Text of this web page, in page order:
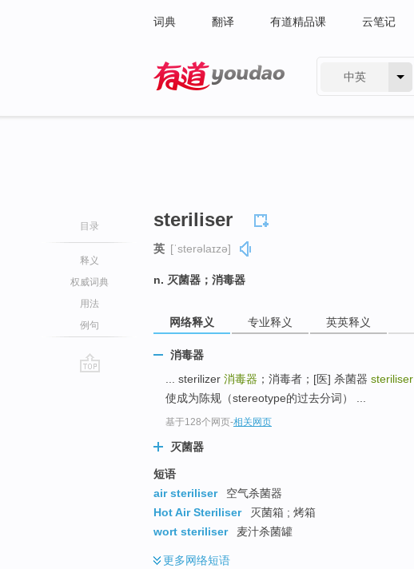
词典 翻译 有道精品课 云笔记
中英
目录
释义
权威词典
用法
例句
steriliser
英 [ˈsterəlaɪzə]
n. 灭菌器；消毒器
网络释义 专业释义 英英释义
消毒器
... sterilizer 消毒器 ；消毒者；[医] 杀菌器 steriliser
使成为陈规（stereotype的过去分词） ...
基于128个网页-相关网页
灭菌器
短语
air steriliser
空气杀菌器
Hot Air Steriliser
灭菌箱 ; 烤箱
wort steriliser
麦汁杀菌罐
更多网络短语